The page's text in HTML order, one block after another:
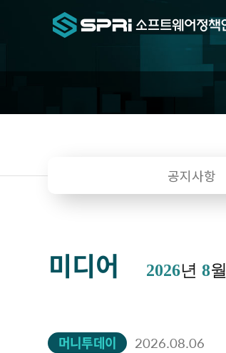
림
공지사항
미디어 2026년8월
머니투데이 2026.08.06